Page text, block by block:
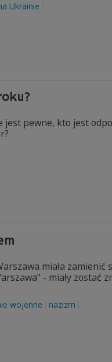
Ukrainie
jest pewne, kto jest
miała zamienić
- miały zostać
wojenne nazizm